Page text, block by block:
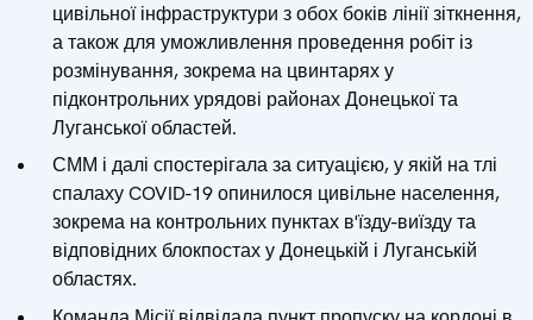
цивільної інфраструктури з обох боків лінії зіткнення,
а також для уможливлення проведення робіт із
розмінування, зокрема на цвинтарях у
підконтрольних урядові районах Донецької та
Луганської областей.
СММ і далі спостерігала за ситуацією, у якій на тлі
спалаху COVID-19 опинилося цивільне населення,
зокрема на контрольних пунктах в'їзду-виїзду та
відповідних блокпостах у Донецькій і Луганській
областях.